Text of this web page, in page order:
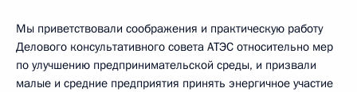
Мы приветствовали соображения и практическую работу
Делового консультативного совета АТЭС относительно мер
по улучшению предпринимательской среды, и призвали
малые и средние предприятия принять энергичное участие